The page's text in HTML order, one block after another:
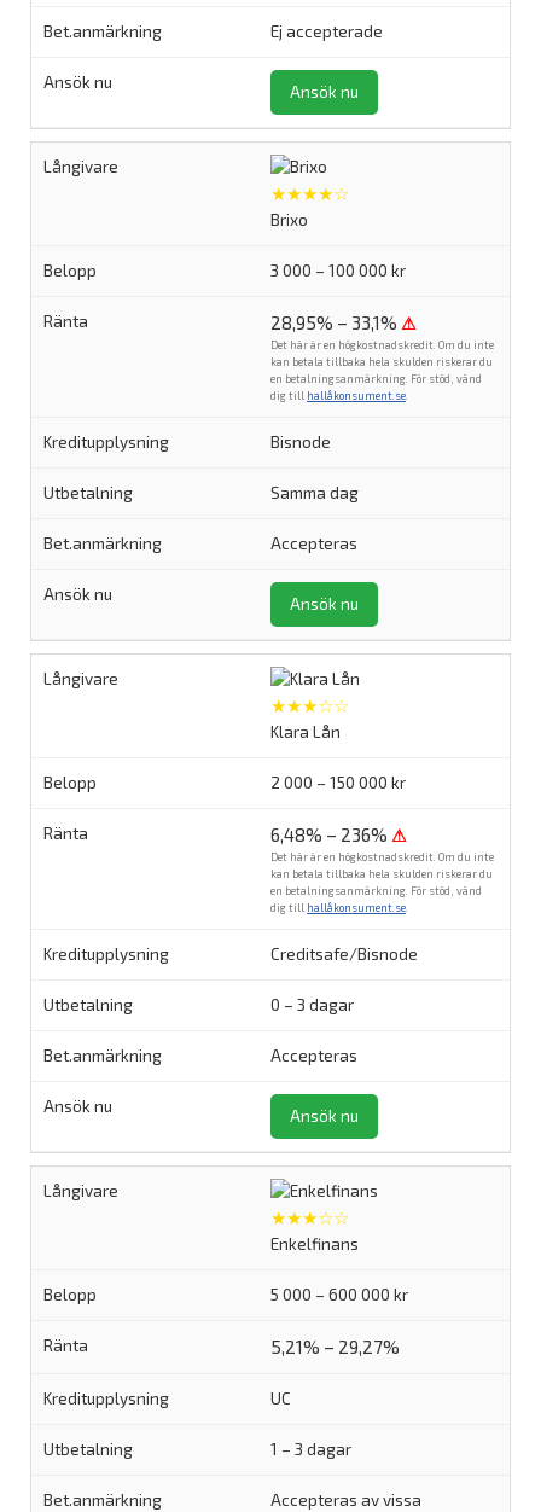
Ej accepterade
Ansök nu
★★★★☆
Brixo
3 000 – 100 000 kr
28,95% – 33,1% ⚠
Det här är en högkostnadskredit. Om du inte
kan betala tillbaka hela skulden riskerar du
en betalningsanmärkning. För stöd, vänd
dig till hallåkonsument.se
Bisnode
Samma dag
Accepteras
Ansök nu
★★★☆☆
Klara Lån
2 000 – 150 000 kr
6,48% – 236% ⚠
Det här är en högkostnadskredit. Om du inte
kan betala tillbaka hela skulden riskerar du
en betalningsanmärkning. För stöd, vänd
dig till hallåkonsument.se
Creditsafe/Bisnode
0 – 3 dagar
Accepteras
Ansök nu
★★★☆☆
Enkelfinans
5 000 – 600 000 kr
5,21% – 29,27%
UC
1 – 3 dagar
Accepteras av vissa